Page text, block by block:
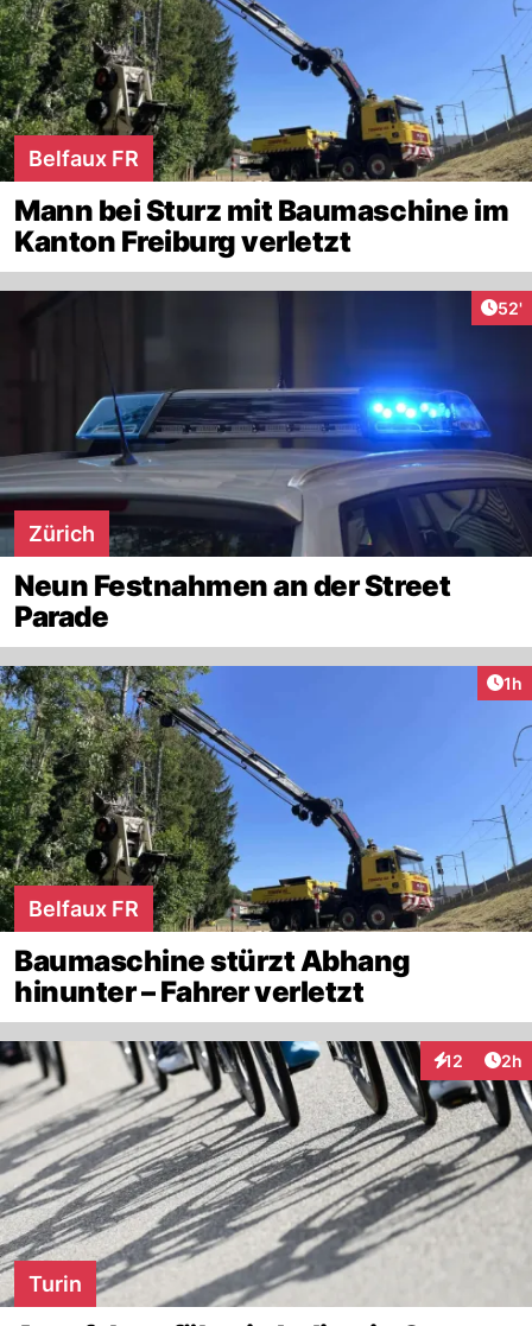
Belfaux FR
Mann bei Sturz mit Baumaschine im
Kanton Freiburg verletzt
52'
Zürich
Neun Festnahmen an der Street
Parade
1h
Belfaux FR
Baumaschine stürzt Abhang
hinunter – Fahrer verletzt
12
Interaktionen
2h
Turin